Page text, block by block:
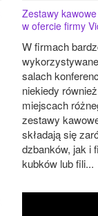
Zestawy
w ofercie firmy
W firmach
salach
niekiedy
miejscach
zestawy
składają się
dzbanków, jak i
kubków lub fili...